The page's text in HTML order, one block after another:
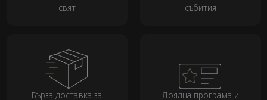
свят
събития
Бърза доставка за
Лоялна програма и